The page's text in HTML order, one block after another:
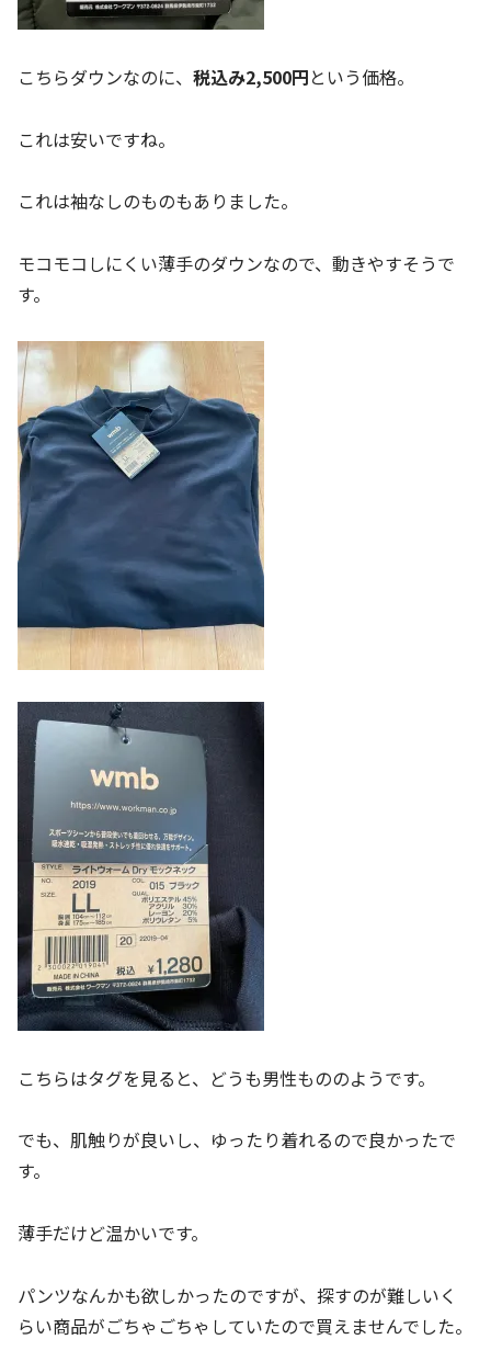
こちらダウンなのに、 税込み2,500円という価格。
これは安いですね。
これは袖なしのものもありました。
モコモコしにくい薄手のダウンなので、動きやすそうで
す。
こちらはタグを見ると、どうも男性もののようです。
でも、肌触りが良いし、ゆったり着れるので良かったで
す。
薄手だけど温かいです。
パンツなんかも欲しかったのですが、探すのが難しいく
らい商品がごちゃごちゃしていたので買えませんでした。